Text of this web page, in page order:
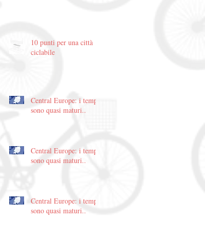
10 punti per una città
ciclabile
Central Europe: i tempi
sono quasi maturi..
Central Europe: i tempi
sono quasi maturi..
Central Europe: i tempi
sono quasi maturi..